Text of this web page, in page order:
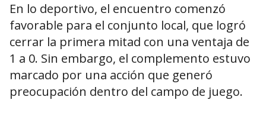
En lo deportivo, el encuentro comenzó
favorable para el conjunto local, que logró
cerrar la primera mitad con una ventaja de
1 a 0. Sin embargo, el complemento estuvo
marcado por una acción que generó
preocupación dentro del campo de juego.